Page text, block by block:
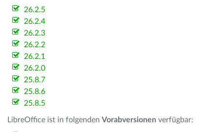
26.2.5
26.2.4
26.2.3
26.2.2
26.2.1
26.2.0
25.8.7
25.8.6
25.8.5
LibreOffice ist in folgenden Vorabversionen verfügbar: